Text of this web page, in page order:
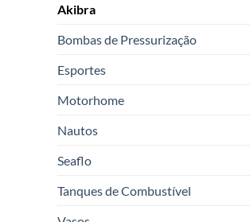
Akibra
Bombas de Pressurização
Esportes
Motorhome
Nautos
Seaflo
Tanques de Combustível